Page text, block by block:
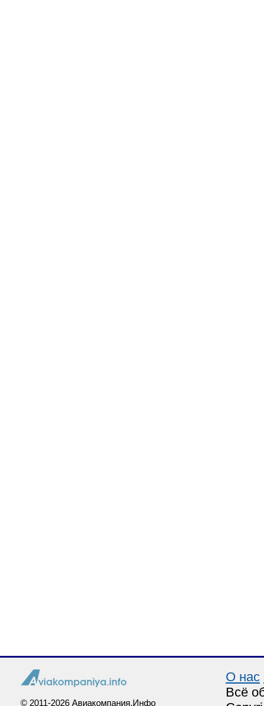
© 2011-2026 Авиакомпания.Инфо
О нас
Всё